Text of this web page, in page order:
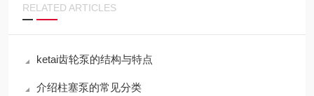
RELATED ARTICLES
ketai齿轮泵的结构与特点
介绍柱塞泵的常见分类